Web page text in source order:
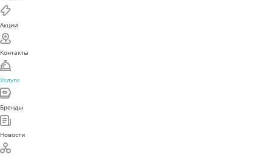
Акции
Контакты
Услуги
Бренды
Новости